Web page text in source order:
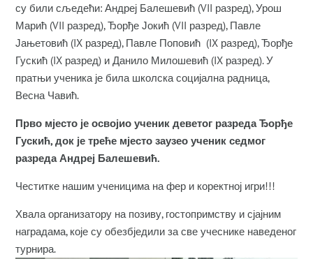
су били сљедећи: Андреј Балешевић (VII разред), Урош
Марић (VII разред), Ђорђе Јокић (VII разред), Павле
Јањетовић (IX разред), Павле Поповић (IX разред), Ђорђе
Гускић (IX разред) и Данило Милошевић (IX разред). У
пратњи ученика је била школска социјална радница,
Весна Чавић.
Прво мјесто је освојио ученик деветог разреда Ђорђе
Гускић, док је треће мјесто заузео ученик седмог
разреда Андреј Балешевић.
Честитке нашим ученицима на фер и коректној игри!!!
Хвала организатору на позиву, гостопримству и сјајним
наградама, које су обезбједили за све учеснике наведеног
турнира.